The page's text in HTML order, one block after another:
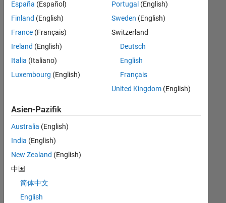
um
alle
in
Ihrer
Region
Account
Manager -
Commercial
(m/f/d)
DE-München
Senior Utilities and Energy Market Developer (m/f/d)
España (Español)
Finland (English)
France (Français)
Ireland (English)
Italia (Italiano)
Luxembourg (English)
Portugal (English)
Sweden (English)
Switzerland
Deutsch
English
Français
United Kingdom(English)
Asien-Pazifik
Australia (English)
India (English)
New Zealand (English)
中国
简体中文
English